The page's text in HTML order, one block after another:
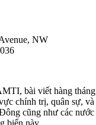
NW
bài viết hàng
chính trị, quân sự,
cũng như các nước
biển này